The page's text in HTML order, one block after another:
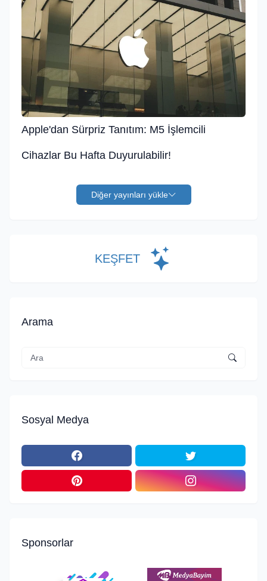
Apple'dan Sürpriz Tanıtım: M5 İşlemcili
Cihazlar Bu Hafta Duyurulabilir!
Diğer yayınları yükle
KEŞFET
Arama
Sosyal Medya
Sponsorlar